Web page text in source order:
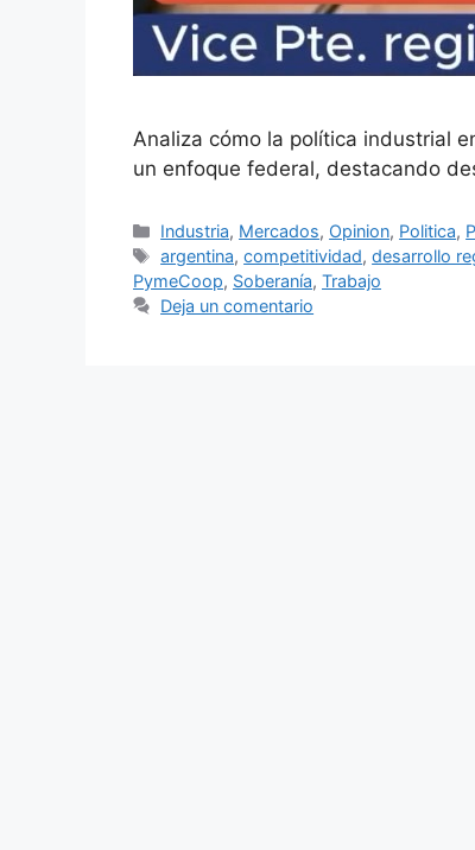
Analiza cómo la política industrial
un enfoque federal, destacando
Industria, Mercados, Opinion, Politica,
argentina,competitividad,desarrollo
PymeCoop, Soberanía, Trabajo
Deja un comentario